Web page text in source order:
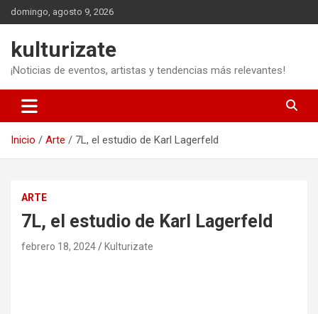
Saltar
al
domingo, agosto 9, 2026
kulturizate
¡Noticias de eventos, artistas y tendencias más relevantes!
Inicio Arte 7L, el estudio de Karl Lagerfeld
ARTE
7L, el estudio de Karl Lagerfeld
febrero 18, 2024 Kulturizate